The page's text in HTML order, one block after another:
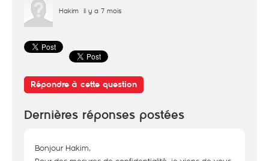
Hakim il y a 7 mois
Répondre à cette question
Dernières réponses postées
Bonjour Hakim,